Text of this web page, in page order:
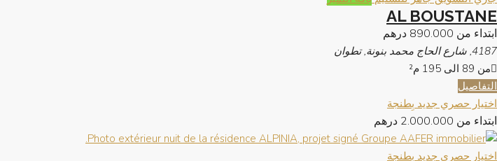
AL BOUSTANE
ابتداء من 890.000 درهم
4187, شارع الحاج محمد بنونة, تطوان
من 89 الى 195
م²
التفاصيل
اختيار حصري جديد بِطنجة
ابتداء من 2.000.000 درهم
اختيار حصري جديد بِطنجة